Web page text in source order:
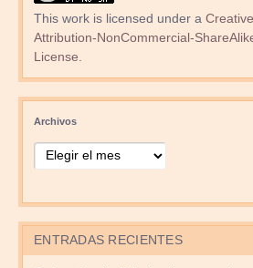
This work is licensed under a
Attribution-NonCommercial-
License.
Archivos
ENTRADAS RECIENTES